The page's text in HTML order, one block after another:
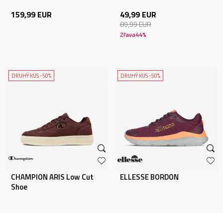
159,99 EUR 49,99 EUR
89,99EUR
Zľava44%
DRUHÝ KUS -50%
CHAMPION ARIS Low Cut
Shoe
DRUHÝ KUS -50%
ELLESSE BORDON